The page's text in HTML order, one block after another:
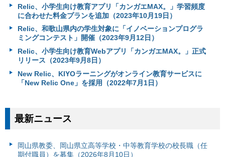
Relic、小学生向け教育アプリ「カンガエMAX。」学習頻度
に合わせた料金プランを追加（2023年10月19日）
Relic、和歌山県内の学生対象に「イノベーションプログラ
ミングコンテスト」開催（2023年9月12日）
Relic、小学生向け教育Webアプリ「カンガエMAX。」正式
リリース（2023年9月8日）
New Relic、KIYOラーニングがオンライン教育サービスに
「New Relic One」を採用（2022年7月1日）
最新ニュース
岡山県教委、岡山県立高等学校・中等教育学校の校長職（任
期付職員）を募集（2026年8月10日）